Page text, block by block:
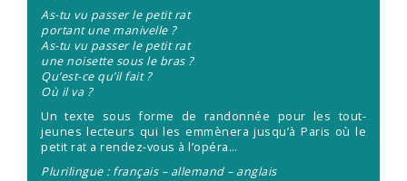
As-tu vu passer le petit rat
portant une manivelle ?
As-tu vu passer le petit rat
une noisette sous le bras ?
Qu’est-ce qu’il fait ?
Où il va ?
Un texte sous forme de randonnée pour les tout-
jeunes lecteurs qui les emmènera jusqu’à Paris où le
petit rat a rendez-vous à l’opéra…
Plurilingue : français – allemand – anglais